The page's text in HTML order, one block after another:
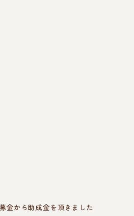
金から助成金を頂きました